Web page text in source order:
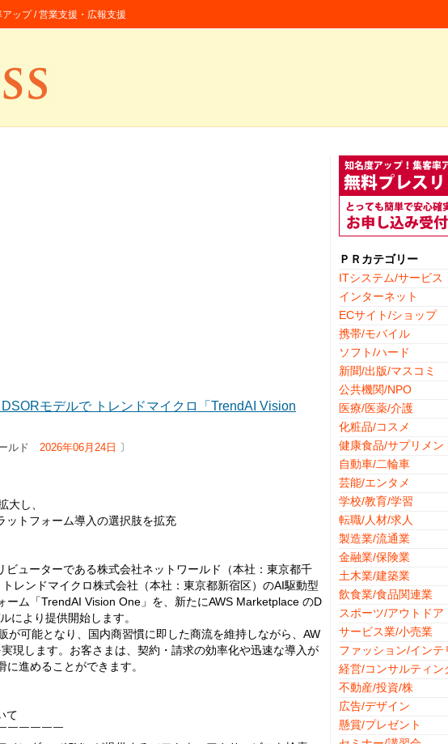
ップ / 営業支援・広報支援
モデルで トレンドマイクロ「TrendAI Vision
ルド 2026年06月24日 〕
大し、
ットフォーム導入の選択肢を拡充
ューターである株式会社ネットワールド（本社：東京都千
レンドマイクロ株式会社（本社：東京都新宿区）のAI駆動型
ーム「TrendAI Vision One」を、新たにAWS Marketplace のD
により提供開始します。
が可能となり、国内商習慣に即した商流を維持しながら、AW
現します。お客さまは、契約・請求の効率化や迅速な導入が
進めることができます。
て
￣￣￣￣￣
ＰＲカテゴリー
ITシステム/サービス
インターネット
ECサイト/ショップ
携帯/モバイル
ソフト/ハード
新聞/出版/マスコミ
公共機関/NPO
医療/医薬/介護
化粧品/コスメ
健康食品/サプリメン
自動車/二輪車
芸能/エンタメ
学校/教育/学習
転職/人材/求人
製造業/流通業
金融業/保険業
土木業/建築業
飲食業/食品関連業
スポーツ/アウトドア
サービス業/小売業
ファッション/インテ
経営/コンサルティン
不動産/投資/株
広告/デザイン
懸賞/プレゼント